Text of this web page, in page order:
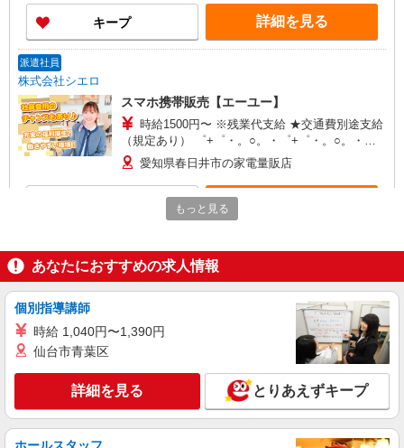
インセンティブ支給(規定有) ゜・。○。・゜
+゜・。○。・゜+゜
キープ 詳細を見る
派遣社員
株式会社シエロ
スマホ携帯販売【エーユー】
時給1500円〜 ※残業代支給 ★交通費別途支給
（規定あり） ゜+゜・。○。・゜+゜・。○。・゜
+゜ 入社祝い金10万円支給(規定有) お友達を紹介
頂くと, インセンティブ支給(規定有) ★月2回払
い・週払い可能（規程有）★ ゜・。○。・゜
+゜・。○。・゜+゜
愛知県春日井市の家電量販店
株式会社シエロ
携帯販売スタッフ【au】
月給273200円〜 ※残業手当別途支給 ※研修期
間6か月・時給1550円〜 ★交通費別途支給（規定
あり） ゜+゜・。○。・゜+゜・。○。・゜+゜ 入
インセンティブ支給(規定有) ゜・。○。・゜
+゜・。○。・゜+゜
キープ 詳細を見る
株式会社シエロ
もっと見る
あなたにおすすめの求人情報
個別指導講師
時給 1,040円〜1,390円
仙台市青葉区
詳細を見る とりあえずキープ